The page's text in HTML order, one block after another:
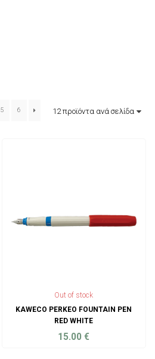
5 6
Out of stock
KAWECO PERKEO FOUNTAIN PEN
RED WHITE
15.00€